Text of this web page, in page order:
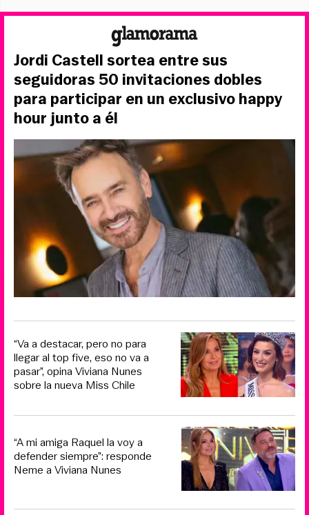
Jordi Castell sortea entre sus
seguidoras 50 invitaciones dobles
para participar en un exclusivo happy
hour junto a él
“Va a destacar, pero no para
llegar al top five, eso no va a
pasar”, opina Viviana Nunes
sobre la nueva Miss Chile
“A mi amiga Raquel la voy a
defender siempre”: responde
Neme a Viviana Nunes